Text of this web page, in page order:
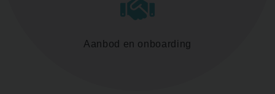
Aanbod en onboarding